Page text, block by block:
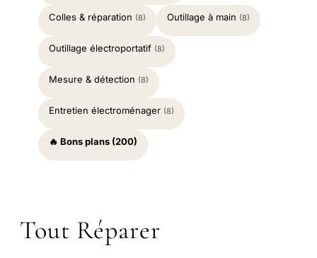
Colles & réparation (8) Outillage à main (8)
Outillage électroportatif (8)
Mesure & détection (8)
Entretien électroménager (8)
🔥 Bons plans (200)
Tout Réparer